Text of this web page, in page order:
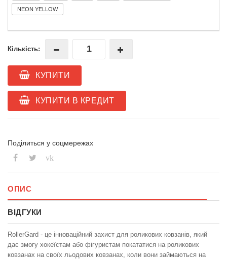
NEON YELLOW
Кількість:
КУПИТИ
КУПИТИ В КРЕДИТ
Поділиться у соцмережах
vk
ОПИС
ВІДГУКИ
RollerGard - це інноваційний захист для роликових ковзанів, який
дає змогу хокеїстам або фігуристам покататися на роликових
ковзанах на своїх льодових ковзанах, коли вони займаються на